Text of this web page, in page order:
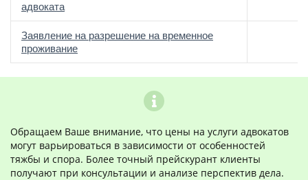
адвоката
Заявление на разрешение на временное
проживание
Обращаем Ваше внимание, что цены на услуги адвокатов
могут варьироваться в зависимости от особенностей
тяжбы и спора. Более точный прейскурант клиенты
получают при консультации и анализе перспектив дела.